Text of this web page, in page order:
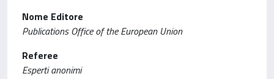
Nome Editore
Publications Office of the European Union
Referee
Esperti anonimi